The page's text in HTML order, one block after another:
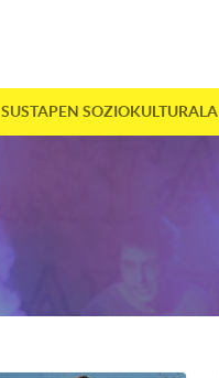
SUSTAPEN SOZIOKULTURALA